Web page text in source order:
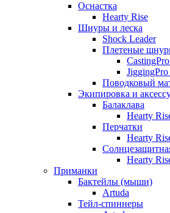
Оснастка
Hearty Rise
Шнуры и леска
Shock Leader
Плетеные
Поводковый
Экипировка и
Балаклава
Hearty
Перчатки
Hearty
Hearty
Приманки
Бактейлы (мыши)
Artuda
Тейл-спиннеры